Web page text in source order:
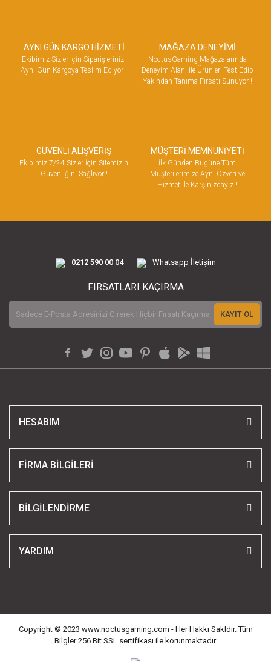
AYNI GÜN KARGO HİZMETİ
Ekibimiz Sizler İçin Siparişlerinizi
Aynı Gün Kargoya Teslim Ediyor !
MAĞAZA DENEYİMİ
NoctusGaming Mağazalarında
Deneyim Alanı ile Ürünleri Test Edip
Yakından Tanıma Fırsatı Sunuyor !
GÜVENLİ ALIŞVERİŞ
Ekibimiz 7/24 Sizler İçin Sitemizin
Güvenliğini Sağlıyor !
MÜŞTERİ MEMNUNİYETİ
İlk Günden Bugüne Tüm
Müşterilerimize Aynı Özveri ve
Hizmet ile Karşınızdayız !
0212 590 00 04 Whatsapp İletişim
FIRSATLARI KAÇIRMA
KAYIT OL
HESABIM
FİRMA BİLGİLERİ
BİLGİLENDİRME
YARDIM
Copyright © 2023 www.noctusgaming.com - Her Hakkı Sakldır. Tüm
Bilgler 256 Bit SSL sertifikası ile korunmaktadır.